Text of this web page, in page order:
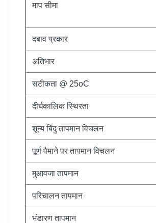
माप सीमा
दबाव प्रकार
अतिभार
सटीकता @ 25oC
दीर्घकालिक स्थिरता
शून्य बिंदु तापमान विचलन
पूर्ण पैमाने पर तापमान विचलन
मुआवजा तापमान
परिचालन तापमान
भंडारण तापमान